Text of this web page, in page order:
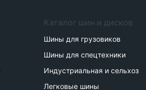
Каталог шин и дисков
Шины для грузовиков
Шины для спецтехники
Индустриальная и сельхоз
Легковые шины